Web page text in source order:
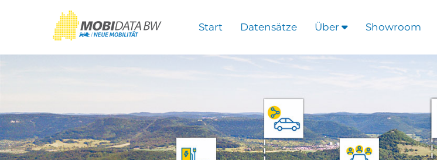
Start Datensätze Über Showroom